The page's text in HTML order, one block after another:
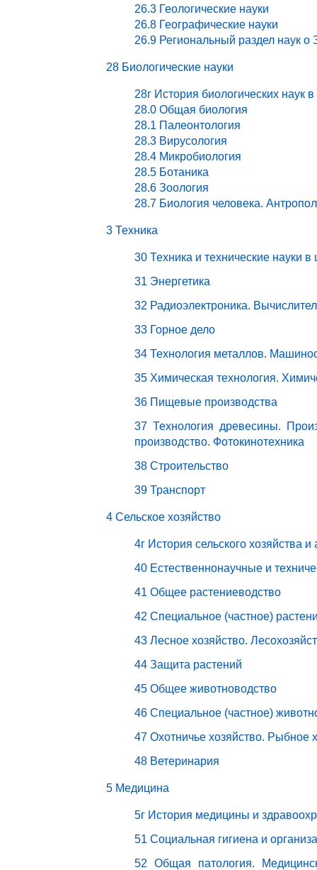
26.3 Геологические науки
26.8 Географические науки
26.9 Региональный раздел наук о
28 Биологические науки
28г История биологических наук
28.0 Общая биология
28.1 Палеонтология
28.3 Вирусология
28.4 Микробиология
28.5 Ботаника
28.6 Зоология
28.7 Биология человека.
3 Техника
30 Техника и технические науки в
31 Энергетика
32 Радиоэлектроника.
33 Горное дело
34 Технология металлов.
35 Химическая технология.
36 Пищевые производства
37 Технология древесины.
производство. Фотокинотехника
38 Строительство
39 Транспорт
4 Сельское хозяйство
4г История сельского хозяйства
40 Естественнонаучные и
41 Общее растениеводство
42 Специальное (частное)
43 Лесное хозяйство.
44 Защита растений
45 Общее животноводство
46 Специальное (частное)
47 Охотничье хозяйство. Рыбное
48 Ветеринария
5 Медицина
5г История медицины и
51 Социальная гигиена и
52 Общая патология.